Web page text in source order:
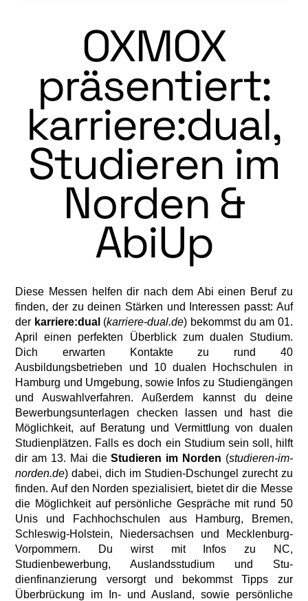
OXMOX
präsentiert:
karriere:dual,
Studieren im
Norden &
AbiUp
Diese Messen helfen dir nach dem Abi einen Beruf zu
finden, der zu deinen Stärken und Interessen passt: Auf
der karriere:dual (karriere-dual.de) bekommst du am 01.
Aprileinen perfekten Überblick zum dualen Stu­dium.
Dich erwarten Kontakte zu rund 40
Ausbildungsbetrieben und 10 dualen Hoch­schulen in
Hamburg und Umgebung, sowie Infos zu Studiengängen
und Auswahlverfahr­en. Außerdem kannst du deine
Bewerbungs­unterlagen checken lassen und hast die
Mög­lichkeit, auf Beratung und Vermittlung von dualen
Studienplätzen. Falls es doch ein Stu­dium sein soll, hilft
dir am 13. Mai dieStu­dieren im Norden (studieren-im-
norden.de) dabei, dich im Studien-Dschungel zurecht zu
finden. Auf den Norden spezialisiert, bietet dir die Messe
die Möglichkeit auf persönliche Gespräche mit rund 50
Unis und Fachhoch­schulen aus Hamburg, Bremen,
Schleswig-Holstein, Niedersachsen und Mecklenburg-
Vorpommern. Du wirst mit Infos zu NC,
Studienbewerbung, Auslandsstudium und Stu­
dienfinanzierung versorgt und bekommst Tip­ps zur
Überbrückung im In- und Ausland, so­wie persönliche